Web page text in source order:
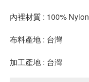
內裡材質 : 100% Nylon
布料產地 : 台灣
加工產地 : 台灣